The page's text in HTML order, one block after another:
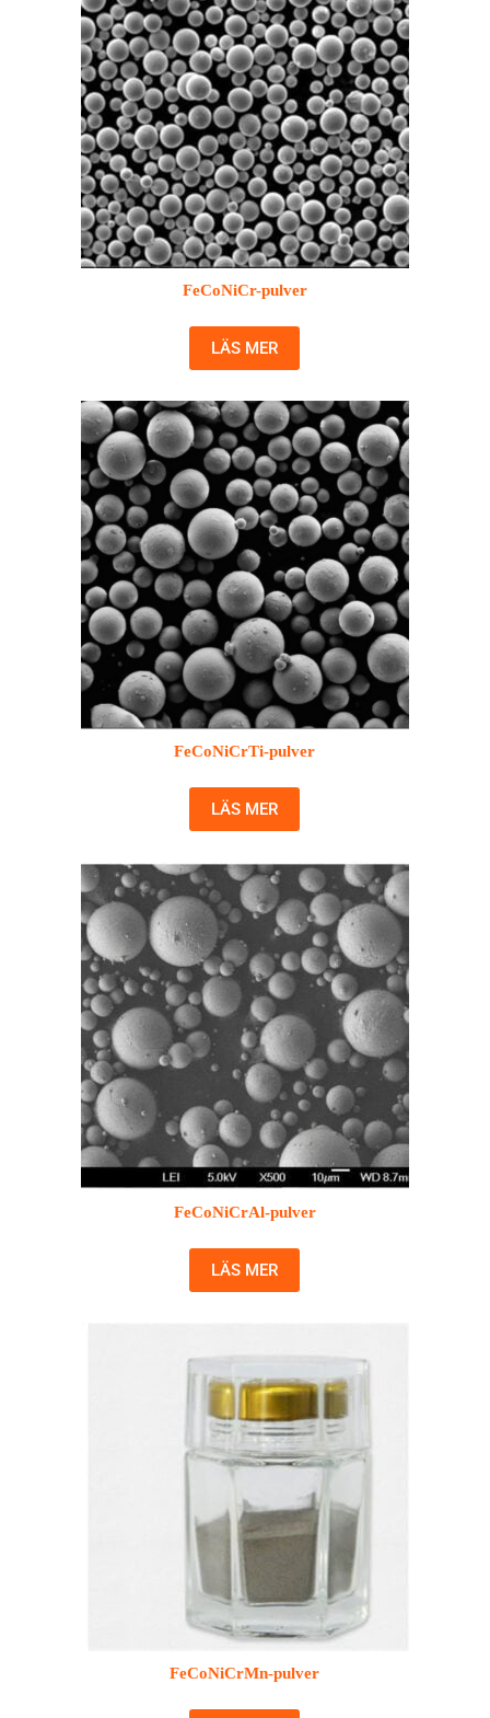
FeCoNiCr-pulver
LÄS MER
FeCoNiCrTi-pulver
LÄS MER
FeCoNiCrAl-pulver
LÄS MER
FeCoNiCrMn-pulver